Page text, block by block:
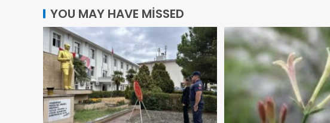
YOU MAY HAVE MISSED